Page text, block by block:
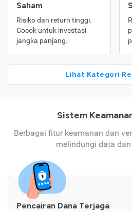
Saham
Risiko dan return tinggi.
Cocok untuk investasi
jangka panjang.
Lihat Kategori
Sistem
Berbagai fitur keamanan dan
melindungi data
Pencairan Dana Terjaga